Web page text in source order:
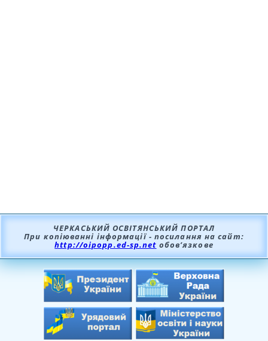
ЧЕРКАСЬКИЙ ОСВІТЯНСЬКИЙ ПОРТАЛ
При копіюванні інформації - посилання на сайт:
http://oipopp.ed-sp.net обов’язкове